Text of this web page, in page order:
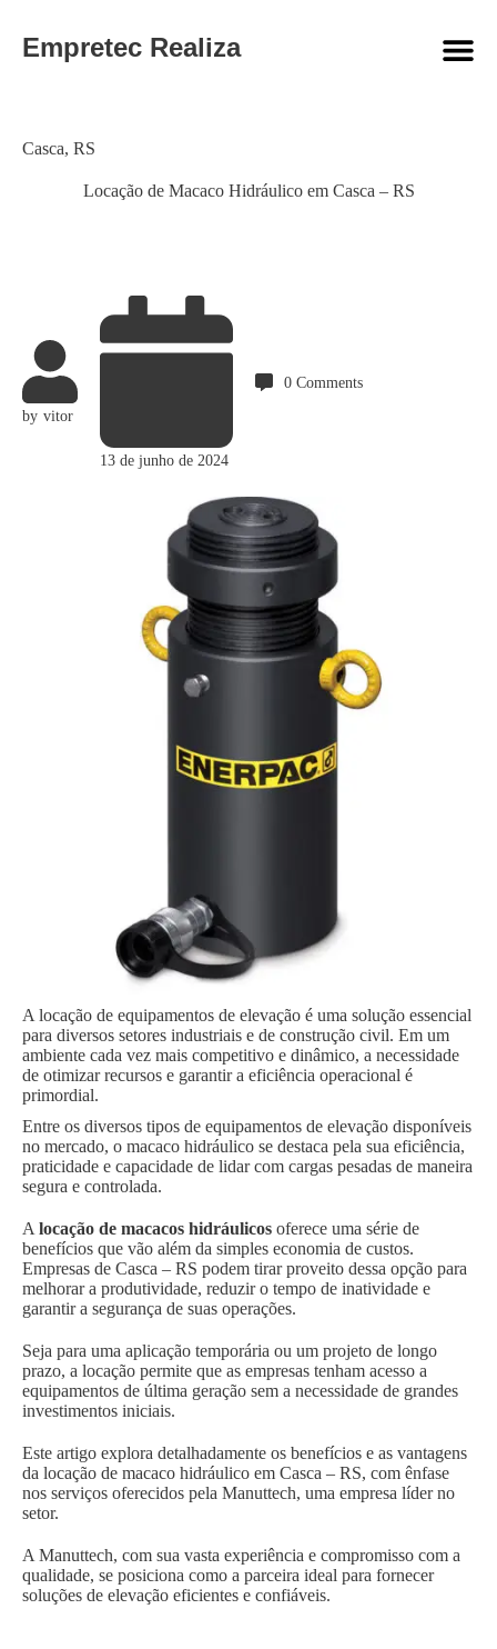
Empretec Realiza
Locação de Macaco Hidráulico em Casca – RS
Category
Casca, RS
by vitor
13 de junho de 2024
0 Comments
A locação de equipamentos de elevação é uma solução essencial
para diversos setores industriais e de construção civil. Em um
ambiente cada vez mais competitivo e dinâmico, a necessidade
de otimizar recursos e garantir a eficiência operacional é
primordial.
Entre os diversos tipos de equipamentos de elevação disponíveis
no mercado, o macaco hidráulico se destaca pela sua eficiência,
praticidade e capacidade de lidar com cargas pesadas de maneira
segura e controlada.
A locação de macacos hidráulicos oferece uma série de
benefícios que vão além da simples economia de custos.
Empresas de Casca – RS podem tirar proveito dessa opção para
melhorar a produtividade, reduzir o tempo de inatividade e
garantir a segurança de suas operações.
Seja para uma aplicação temporária ou um projeto de longo
prazo, a locação permite que as empresas tenham acesso a
equipamentos de última geração sem a necessidade de grandes
investimentos iniciais.
Este artigo explora detalhadamente os benefícios e as vantagens
da locação de macaco hidráulico em Casca – RS, com ênfase
nos serviços oferecidos pela Manuttech, uma empresa líder no
setor.
A Manuttech, com sua vasta experiência e compromisso com a
qualidade, se posiciona como a parceira ideal para fornecer
soluções de elevação eficientes e confiáveis.